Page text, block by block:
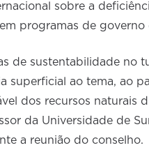
sobre a
programas de governo
de sustentabilidade no
superficial ao tema, ao
dos recursos naturais
da Universidade de
a reunião do conselho.